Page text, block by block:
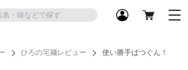
ひろの宅麺レビュー 使い勝手ばつぐん！